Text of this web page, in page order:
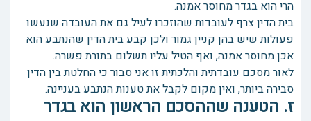
הרי הוא בגדר מחוסר אמנה.
בית הדין צרף לעובדות שהוזכרו לעיל גם את העובדה שנעשו
פעולות שיש בהן קניין גמור ולכן קבע בית הדין שהנתבע הוא
אכן מחוסר אמנה, ואף הטיל עליו תשלום בתורת פשרה.
לאור מסכם עובדתית והלכתית זו אני סבור כי החלטת בין הדין
סבירה ביותר, ואין מקום לקבל את טענות הנתבע בעניינה.
ז. הטענה שההסכם הראשון הוא בגדר